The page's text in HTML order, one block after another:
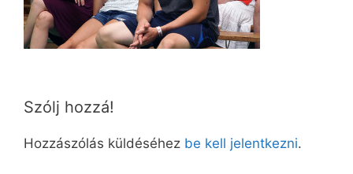
Szólj hozzá!
Hozzászólás küldéséhez be kell jelentkezni.